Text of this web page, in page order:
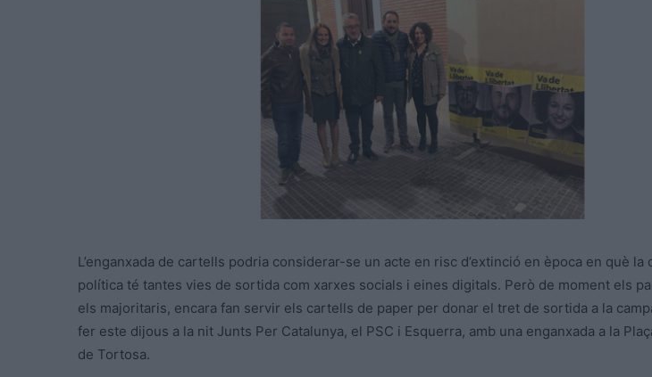
L’enganxada de cartells podria considerar-se un acte en risc d’extinció en època en què la
política té tantes vies de sortida com xarxes socials i eines digitals. Però de moment els
els majoritaris, encara fan servir els cartells de paper per donar el tret de sortida a la
fer este dijous a la nit Junts Per Catalunya, el PSC i Esquerra, amb una enganxada a la
de Tortosa.